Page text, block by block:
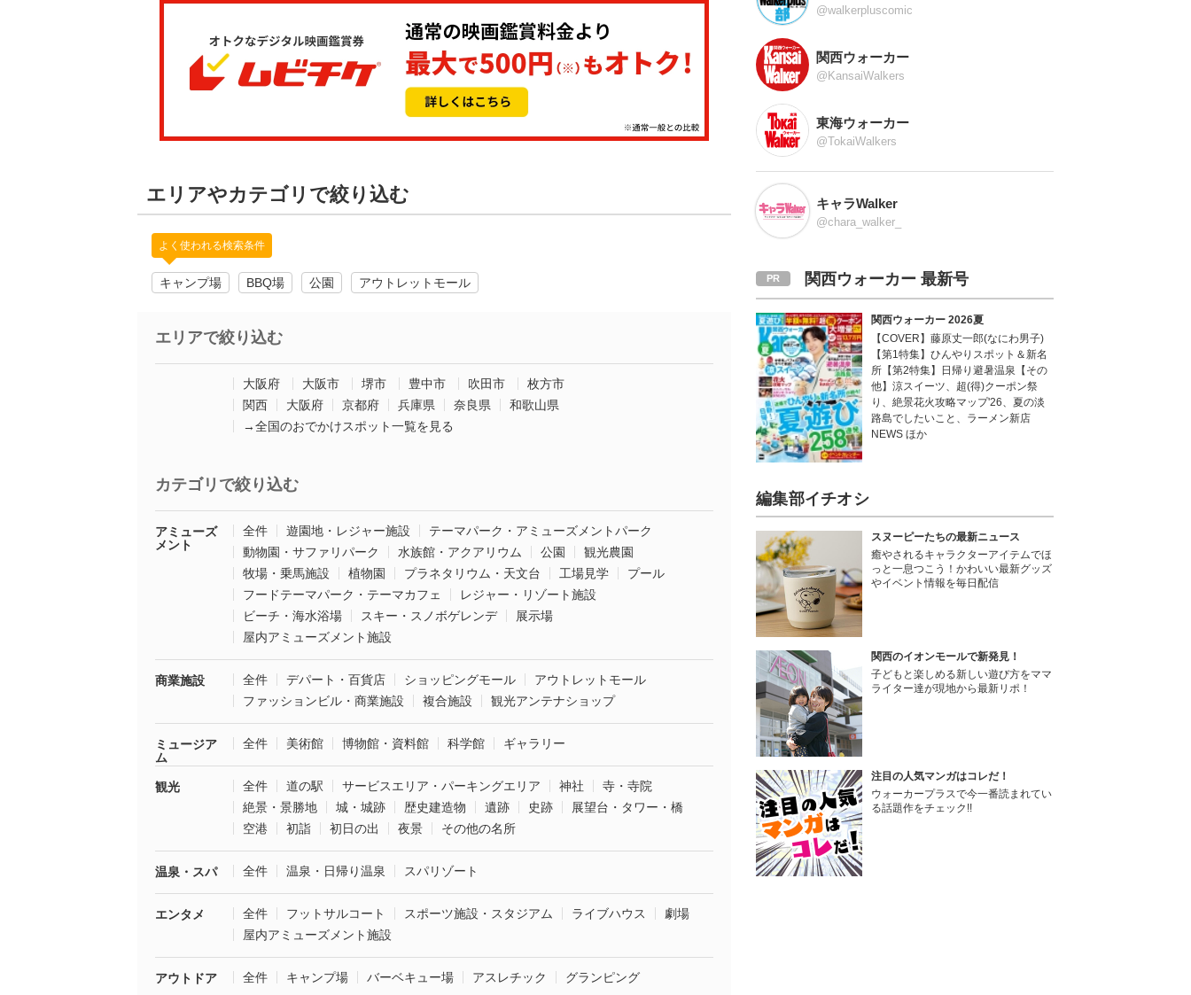
エリアやカテゴリで絞り込む
よく使われる検索条件
キャンプ場 BBQ場 公園 アウトレットモール
エリアで絞り込む
大阪府 大阪市 堺市 豊中市 吹田市
枚方市
関西
大阪府 京都府 兵庫県 奈良県
和歌山県
→全国のおでかけスポット一覧を見る
カテゴリで絞り込む
アミューズ
メント
全件 遊園地・レジャー施設
テーマパーク・アミューズメントパーク
動物園・サファリパーク
水族館・アクアリウム 公園
観光農園
牧場・乗馬施設
植物園 プラネタリウム・天文台 工場見学
プール
フードテーマパーク・テーマカフェ
レジャー・リゾート施設
ビーチ・海水浴場
スキー・スノボゲレンデ
展示場
屋内アミューズメント施設
商業施設 全件 デパート・百貨店 ショッピングモール
アウトレットモール
ファッションビル・商業施設
複合施設 観光アンテナショップ
ミュージア
ム
全件 美術館 博物館・資料館 科学館 ギャラリー
観光 全件 道の駅 サービスエリア・パーキングエリア 神社
寺・寺院
絶景・景勝地
城・城跡 歴史建造物 遺跡 史跡
展望台・タワー・橋
空港
初詣 初日の出 夜景 その他の名所
温泉・スパ 全件 温泉・日帰り温泉 スパリゾート
エンタメ 全件 フットサルコート スポーツ施設・スタジアム ライブハウス
劇場
屋内アミューズメント施設
アウトドア 全件 キャンプ場 バーベキュー場 アスレチック グランピング
@walkerpluscomic
関西ウォーカー
@KansaiWalkers
東海ウォーカー
@TokaiWalkers
キャラWalker
@chara_walker_
関西ウォーカー 最新号
関西ウォーカー 2026夏
【COVER】藤原丈一郎(なにわ男子)
【第1特集】ひんやりスポット＆新名
所【第2特集】日帰り避暑温泉【その
他】涼スイーツ、超(得)クーポン祭
り、絶景花火攻略マップ'26、夏の淡
路島でしたいこと、ラーメン新店
NEWS ほか
編集部イチオシ
スヌーピーたちの最新ニュース
癒やされるキャラクターアイテムでほ
っと一息つこう！かわいい最新グッズ
やイベント情報を毎日配信
関西のイオンモールで新発見！
子どもと楽しめる新しい遊び方をママ
ライター達が現地から最新リポ！
注目の人気マンガはコレだ！
ウォーカープラスで今一番読まれてい
る話題作をチェック!!